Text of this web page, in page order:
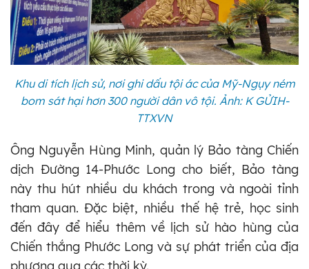
Khu di tích lịch sử, nơi ghi dấu tội ác của Mỹ-Ngụy ném
bom sát hại hơn 300 người dân vô tội. Ảnh: K GỬIH-
TTXVN
Ông Nguyễn Hùng Minh, quản lý Bảo tàng Chiến
dịch Đường 14-Phước Long cho biết, Bảo tàng
này thu hút nhiều du khách trong và ngoài tỉnh
tham quan. Đặc biệt, nhiều thế hệ trẻ, học sinh
đến đây để hiểu thêm về lịch sử hào hùng của
Chiến thắng Phước Long và sự phát triển của địa
phương qua các thời kỳ.